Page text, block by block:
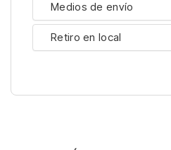
Medios de envío
Retiro en local